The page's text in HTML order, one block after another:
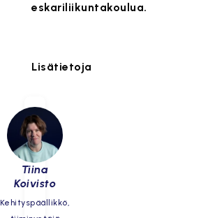
eskariliikuntakoulua.
Lisätietoja
Tiina
Koivisto
Kehityspäällikkö,